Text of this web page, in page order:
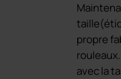
propre
avec la